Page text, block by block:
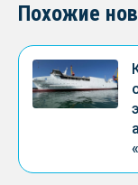
Похожие